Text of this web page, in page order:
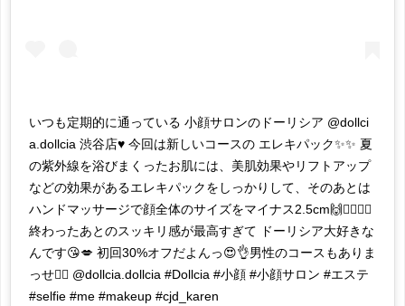
いつも定期的に通っている 小顔サロンのドーリシア @dollci
a.dollcia 渋谷店♥️ 今回は新しいコースの エレキパック✨✨ 夏
の紫外線を浴びまくったお肌には、美肌効果やリフトアップ
などの効果があるエレキパックをしっかりして、そのあとは
ハンドマッサージで顔全体のサイズをマイナス2.5cm🙌💆🏼‍♀️✨
終わったあとのスッキリ感が最高すぎて ドーリシア大好きな
んです😘💋 初回30%オフだよんっ😍👌男性のコースもありま
っせ🙆‍♂️ @dollcia.dollcia #Dollcia #小顔 #小顔サロン #エステ
#selfie #me #makeup #cjd_karen